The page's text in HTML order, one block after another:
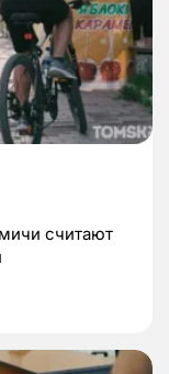
считают